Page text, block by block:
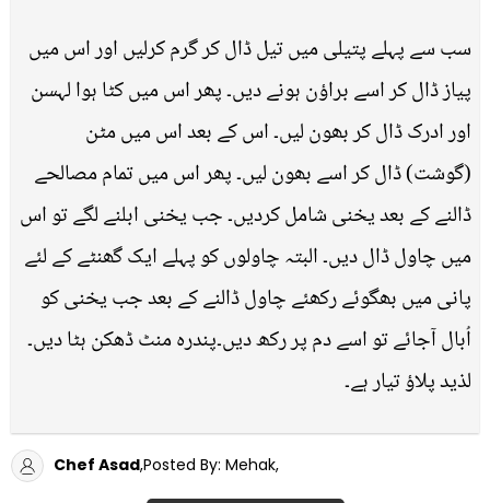
سب سے پہلے پتیلی میں تیل ڈال کر گرم کرلیں اور اس میں
پیاز ڈال کر اسے براؤن ہونے دیں۔ پھر اس میں کٹا ہوا لہسن
اور ادرک ڈال کر بھون لیں۔ اس کے بعد اس میں مٹن
(گوشت) ڈال کر اسے بھون لیں۔ پھر اس میں تمام مصالحے
ڈالنے کے بعد یخنی شامل کردیں۔ جب یخنی ابلنے لگے تو اس
میں چاول ڈال دیں۔ البتہ چاولوں کو پہلے ایک گھنٹے کے لئے
پانی میں بھگوئے رکھئے چاول ڈالنے کے بعد جب یخنی کو
اُبال آجائے تو اسے دم پر رکھ دیں۔پندرہ منٹ ڈھکن ہٹا دیں۔
لذید پلاؤ تیار ہے۔
Chef Asad,Posted By: Mehak,